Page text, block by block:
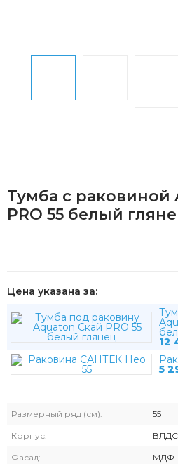
Тумба с раковиной
PRO 55 белый
Цена указана за:
12
5
Размерный ряд (см): 55
Корпус:
Фасад: МДФ